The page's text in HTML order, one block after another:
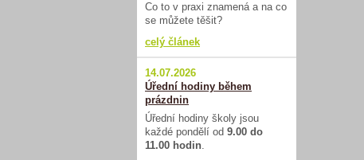
Co to v praxi znamená a na co
se můžete těšit?
celý článek
14.07.2026
Úřední hodiny během
prázdnin
Úřední hodiny školy jsou
každé pondělí od 9.00 do
11.00 hodin.